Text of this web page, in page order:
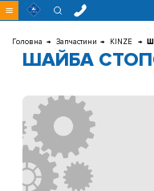
Перейти
до
Головна Запчастини KINZE
ШАЙБА